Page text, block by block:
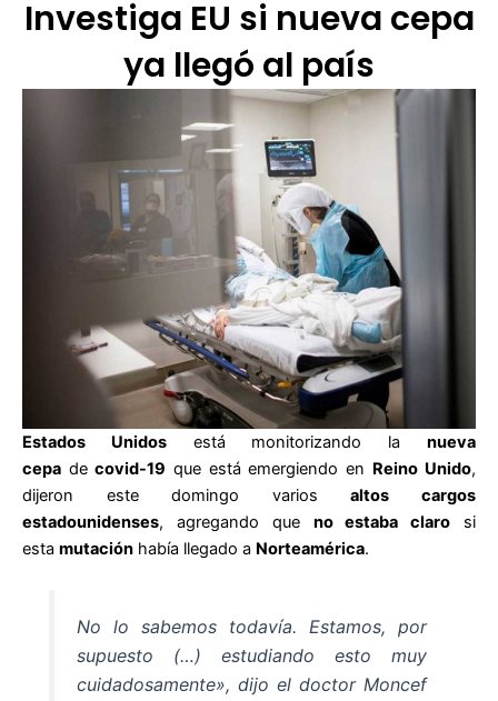
Investiga EU si nueva cepa
ya llegó al país
Estados Unidosestá monitorizando lanueva
cepa decovid-19 que está emergiendo en Reino Unido,
dijeron este domingo variosaltos cargos
estadounidenses, agregando que no estaba claro si
esta mutación había llegado a Norteamérica.
No lo sabemos todavía. Estamos, por
supuesto (…) estudiando esto muy
cuidadosamente», dijo el doctor Moncef